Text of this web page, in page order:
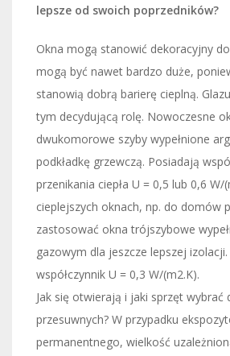
lepsze od swoich poprzedników?
Okna mogą stanowić dekoracyjny
mogą być nawet bardzo duże,
stanowią dobrą barierę cieplną.
tym decydującą rolę. Nowoczesne
dwukomorowe szyby wypełnione
podkładkę grzewczą. Posiadają
przenikania ciepła U = 0,5 lub 0,6 W/
cieplejszych oknach, np. do domów
zastosować okna trójszybowe
gazowym dla jeszcze lepszej izolacji.
współczynnik U = 0,3 W/(m2.K).
Jak się otwierają i jaki sprzęt wybrać
przesuwnych? W przypadku
permanentnego, wielkość